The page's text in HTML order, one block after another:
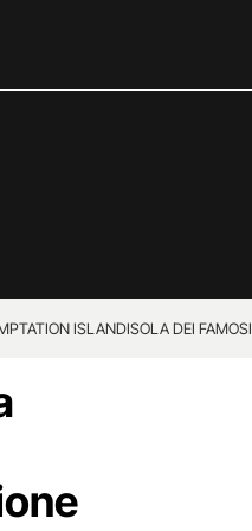
ISLANDISOLA DEI FAMOSI